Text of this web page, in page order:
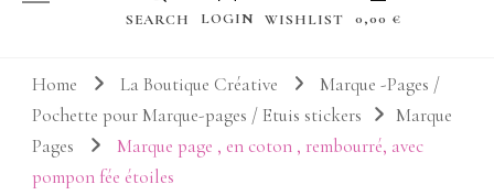
SEARCH LOGIN WISHLIST 0,00 €
Votre panier est vide.
Home La Boutique Créative
Marque -Pages /
Pochette pour Marque-pages / Etuis stickers
Marque
Pages
Marque page , en coton , rembourré, avec
pompon fée étoiles